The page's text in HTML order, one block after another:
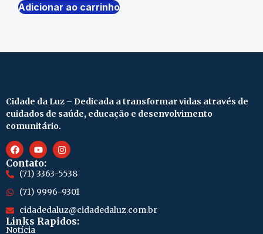
Adicionar ao carrinho
Cidade da Luz – Dedicada a transformar vidas através de
cuidados de saúde, educação e desenvolvimento
comunitário.
Contato:
(71) 3363-5538
(71) 9996-9301
cidadedaluz@cidadedaluz.com.br
Links Rapidos:
Notícia